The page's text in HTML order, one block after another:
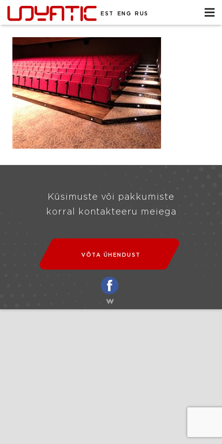
EST ENG RUS
Küsimuste või pakkumiste
korral kontakteeru meiega
VÕTA ÜHENDUST